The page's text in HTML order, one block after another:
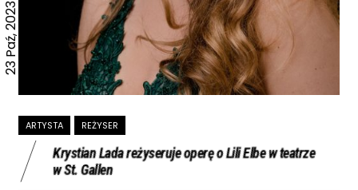
23 Paź, 2023
ARTYSTA REŻYSER
Krystian Lada reżyseruje operę o Lili Elbe w teatrze
w St. Gallen